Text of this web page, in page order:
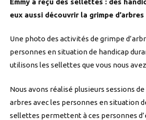
eux aussi découvrir la grimpe d’arbres
Une photo des activités de grimpe
personnes en situation de handicap
utilisons les sellettes que vous nous
Nous avons réalisé plusieurs sessions de
arbres avec les personnes en situation
sellettes permettent à ces personnes